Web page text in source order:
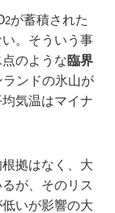
2が蓄積された
。そういう事
のような臨界
ンドの氷山が
気温はマイナ
拠はなく、大
が、そのリス
いが影響の大